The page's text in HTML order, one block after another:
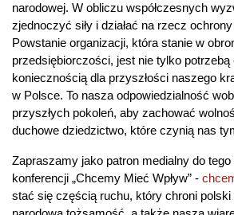
narodowej. W obliczu współczesnych
zjednoczyć siły i działać na rzecz
Powstanie organizacji, która stanie w
przedsiębiorczości, jest nie tylko potrzebą
koniecznością dla przyszłości naszego
w Polsce. To nasza odpowiedzialność
przyszłych pokoleń, aby zachować
duchowe dziedzictwo, które czynią nas
Zapraszamy jako patron medialny do
konferencji „Chcemy Mieć Wpływ” -
stać się częścią ruchu, który chroni